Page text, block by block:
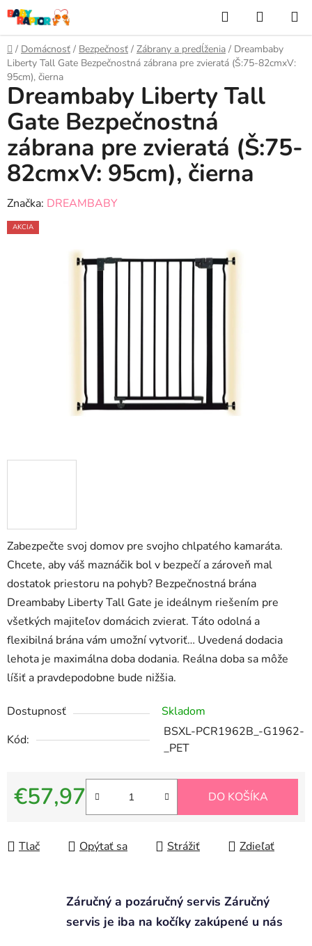
Prejsť
na
obsah
Hľadať
KOŠÍK
Domov
/ Domácnosť / Bezpečnosť / Zábrany a predĺženia / Dreambaby
Liberty Tall Gate Bezpečnostná zábrana pre zvieratá (Š:75-82cmxV:
95cm), čierna
Zabezpečte svoj domov pre svojho chlpatého kamaráta.
Chcete, aby váš maznáčik bol v bezpečí a zároveň mal
dostatok priestoru na pohyb? Bezpečnostná brána
Dreambaby Liberty Tall Gate je ideálnym riešením pre
všetkých majiteľov domácich zvierat. Táto odolná a
flexibilná brána vám umožní vytvoriť… Uvedená dodacia
lehota je maximálna doba dodania. Reálna doba sa môže
líšiť a pravdepodobne bude nižšia.
Dostupnosť
Skladom
Kód:
BSXL-PCR1962B_-G1962-
_PET
€57,97
Jednotková cena:
DO KOŠÍKA
Tlač Opýtať sa Strážiť Zdieľať
Dreambaby Liberty Tall
Gate Bezpečnostná
zábrana pre zvieratá (Š:75-
82cmxV: 95cm), čierna
Značka: DREAMBABY
AKCIA
Záručný a pozáručný servis Záručný
servis je iba na kočíky zakúpené u nás